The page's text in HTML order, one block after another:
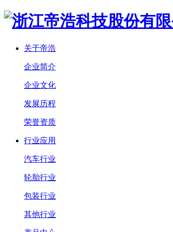
关于帝浩
企业简介
企业文化
发展历程
荣誉资质
行业应用
汽车行业
轮胎行业
包装行业
其他行业